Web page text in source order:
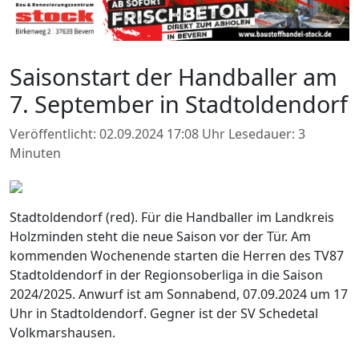
Saisonstart der Handballer am
7. September in Stadtoldendorf
Veröffentlicht: 02.09.2024 17:08 Uhr Lesedauer: 3
Minuten
Stadtoldendorf (red). Für die Handballer im Landkreis
Holzminden steht die neue Saison vor der Tür. Am
kommenden Wochenende starten die Herren des TV87
Stadtoldendorf in der Regionsoberliga in die Saison
2024/2025. Anwurf ist am Sonnabend, 07.09.2024 um 17
Uhr in Stadtoldendorf. Gegner ist der SV Schedetal
Volkmarshausen.